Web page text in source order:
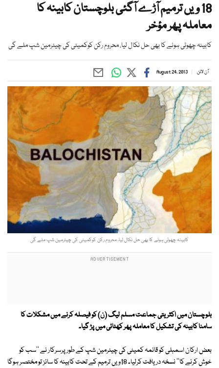
18 ویں ترمیم آڑے آگئی بلوچستان کابینہ کا
معاملہ پھر مؤخر
کابینہ چھوٹی ہونے کا بھی حل نکال لیا، محروم رکن کوکمیٹی کی چیئرمین شپ ملے گی
آن لائن August 24, 2013
کابینہ چھوٹی ہونے کا بھی حل نکال لیا، محروم رکن کوکمیٹی کی چیئرمین شپ ملے گی
بلوچستان میں اکثریتی جماعت مسلم لیگ (ن) کو فیصلہ کرنے میں مشکلات کا
سامنا کابینہ کی تشکیل کا معاملہ پھر کھٹائی میں پڑ گیا۔
بعض ارکان اسمبلی کو قائمہ کمیٹی کی چیئرمین شپ کے طور پرسرکار نے ''سب کو
خوش کرنے کا'' نسخہ دریافت کرلیا۔ 18ویں ترمیم کے تحت کابینہ کا سائز تو مختصر ہوگا